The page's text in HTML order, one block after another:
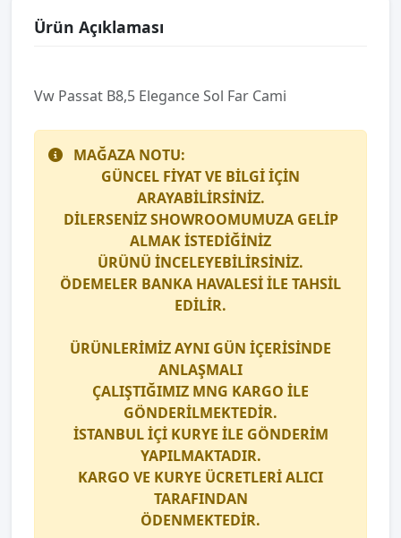
Ürün Açıklaması
Vw Passat B8,5 Elegance Sol Far Cami
MAĞAZA NOTU:
GÜNCEL FİYAT VE BİLGİ İÇİN
ARAYABİLİRSİNİZ.
DİLERSENİZ SHOWROOMUMUZA GELİP
ALMAK İSTEDİĞİNİZ
ÜRÜNÜ İNCELEYEBİLİRSİNİZ.
ÖDEMELER BANKA HAVALESİ İLE TAHSİL
EDİLİR.
ÜRÜNLERİMİZ AYNI GÜN İÇERİSİNDE
ANLAŞMALI
ÇALIŞTIĞIMIZ MNG KARGO İLE
GÖNDERİLMEKTEDİR.
İSTANBUL İÇİ KURYE İLE GÖNDERİM
YAPILMAKTADIR.
KARGO VE KURYE ÜCRETLERİ ALICI
TARAFINDAN
ÖDENMEKTEDİR.